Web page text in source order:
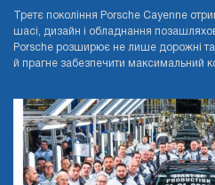
Третє покоління Porsche Cayenne
шасі, дизайн і обладнання
Porsche розширює не лише дорожні та
й прагне забезпечити максимальний